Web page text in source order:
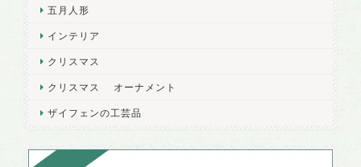
五月人形
インテリア
クリスマス
クリスマス オーナメント
ザイフェンの工芸品